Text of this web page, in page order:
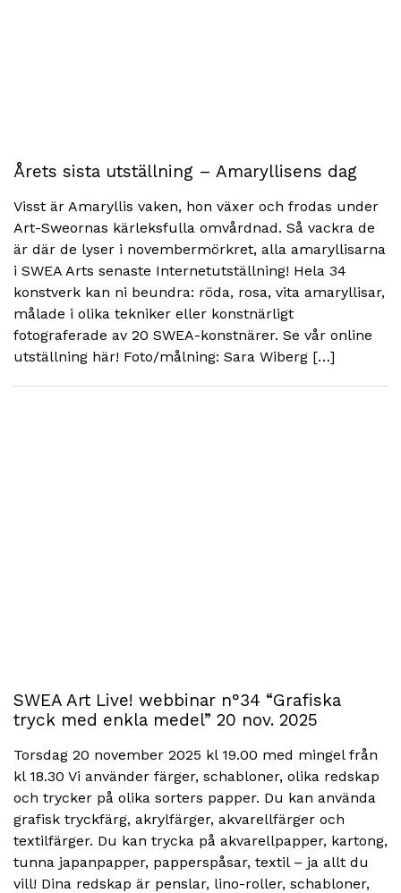
Årets sista utställning – Amaryllisens dag
Visst är Amaryllis vaken, hon växer och frodas under
Art-Sweornas kärleksfulla omvårdnad. Så vackra de
är där de lyser i novembermörkret, alla amaryllisarna
i SWEA Arts senaste Internetutställning! Hela 34
konstverk kan ni beundra: röda, rosa, vita amaryllisar,
målade i olika tekniker eller konstnärligt
fotograferade av 20 SWEA-konstnärer. Se vår online
utställning här! Foto/målning: Sara Wiberg […]
SWEA Art Live! webbinar n°34 “Grafiska
tryck med enkla medel” 20 nov. 2025
Torsdag 20 november 2025 kl 19.00 med mingel från
kl 18.30 Vi använder färger, schabloner, olika redskap
och trycker på olika sorters papper. Du kan använda
grafisk tryckfärg, akrylfärger, akvarellfärger och
textilfärger. Du kan trycka på akvarellpapper, kartong,
tunna japanpapper, papperspåsar, textil – ja allt du
vill! Dina redskap är penslar, lino-roller, schabloner,